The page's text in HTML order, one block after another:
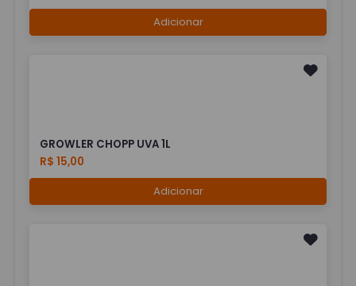
Adicionar
GROWLER CHOPP UVA 1L
R$ 15,00
Adicionar